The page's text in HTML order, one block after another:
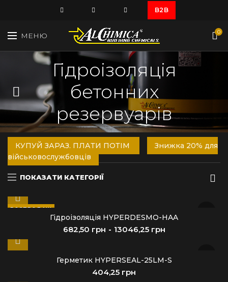
B2B
МЕНЮ 0
Гідроізоляція
бетонних
резервуарів
КУПУЙ ЗАРАЗ, ПЛАТИ ПОТІМ
Знижка 20% для
військовослужбовців
ПОКАЗАТИ КАТЕГОРІЇ
РОЗПРОДАЖ
Гідроізоляція HYPERDESMO-HAA
грн грн
Герметик HYPERSEAL-25LM-S
грн